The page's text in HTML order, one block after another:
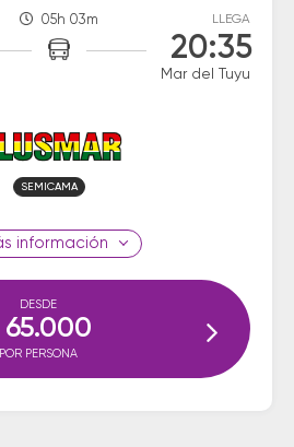
05h 03m LLEGA
20:35
Mar del Tuyu
SEMICAMA
información
DESDE
65.000
POR PERSONA